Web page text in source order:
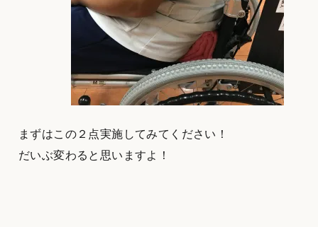
まずはこの２点実施してみてください！
だいぶ変わると思いますよ！